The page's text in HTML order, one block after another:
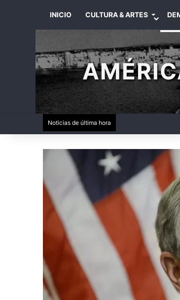
INICIO CULTURA & ARTES
Noticias de última hora